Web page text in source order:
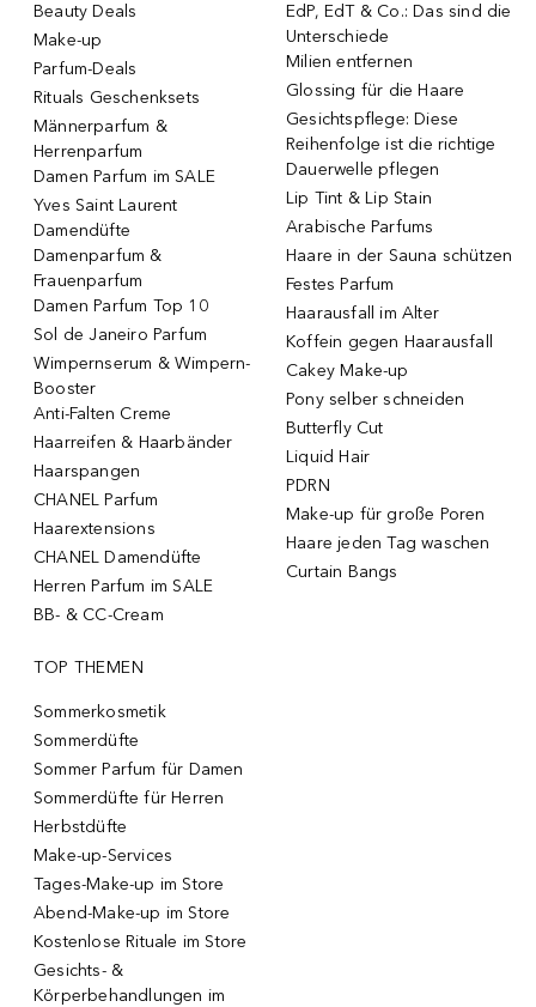
Beauty Deals
Make-up
Parfum-Deals
Rituals Geschenksets
Männerparfum &
Herrenparfum
Damen Parfum im SALE
Yves Saint Laurent
Damendüfte
Damenparfum &
Frauenparfum
Damen Parfum Top 10
Sol de Janeiro Parfum
Wimpernserum & Wimpern-
Booster
Anti-Falten Creme
Haarreifen & Haarbänder
Haarspangen
CHANEL Parfum
Haarextensions
CHANEL Damendüfte
Herren Parfum im SALE
BB- & CC-Cream
EdP, EdT & Co.: Das sind die
Unterschiede
Milien entfernen
Glossing für die Haare
Gesichtspflege: Diese
Reihenfolge ist die richtige
Dauerwelle pflegen
Lip Tint & Lip Stain
Arabische Parfums
Haare in der Sauna schützen
Festes Parfum
Haarausfall im Alter
Koffein gegen Haarausfall
Cakey Make-up
Pony selber schneiden
Butterfly Cut
Liquid Hair
PDRN
Make-up für große Poren
Haare jeden Tag waschen
Curtain Bangs
TOP THEMEN
Sommerkosmetik
Sommerdüfte
Sommer Parfum für Damen
Sommerdüfte für Herren
Herbstdüfte
Make-up-Services
Tages-Make-up im Store
Abend-Make-up im Store
Kostenlose Rituale im Store
Gesichts- &
Körperbehandlungen im